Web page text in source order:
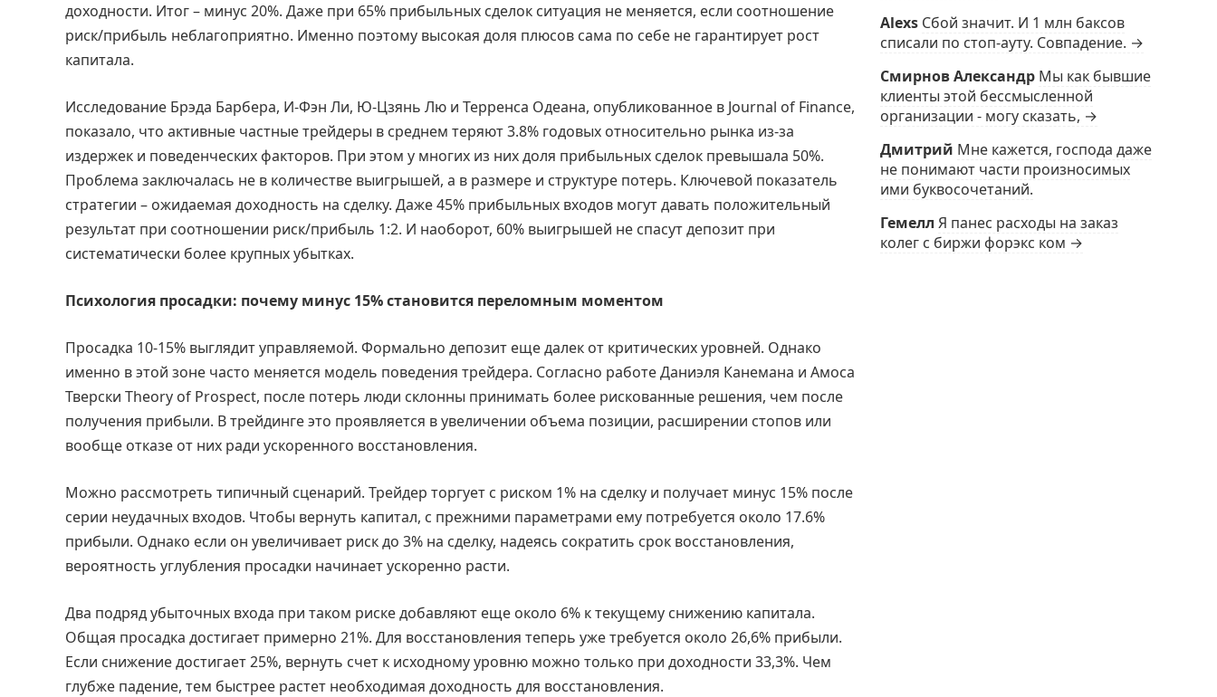
доходности. Итог – минус 20%. Даже при 65% прибыльных сделок ситуация не меняется, если соотношение
риск/прибыль неблагоприятно. Именно поэтому высокая доля плюсов сама по себе не гарантирует рост
капитала.
Исследование Брэда Барбера, И-Фэн Ли, Ю-Цзянь Лю и Терренса Одеана, опубликованное в Journal of Finance,
показало, что активные частные трейдеры в среднем теряют 3.8% годовых относительно рынка из-за
издержек и поведенческих факторов. При этом у многих из них доля прибыльных сделок превышала 50%.
Проблема заключалась не в количестве выигрышей, а в размере и структуре потерь. Ключевой показатель
стратегии – ожидаемая доходность на сделку. Даже 45% прибыльных входов могут давать положительный
результат при соотношении риск/прибыль 1:2. И наоборот, 60% выигрышей не спасут депозит при
систематически более крупных убытках.
Психология просадки: почему минус 15% становится переломным моментом
Просадка 10-15% выглядит управляемой. Формально депозит еще далек от критических уровней. Однако
именно в этой зоне часто меняется модель поведения трейдера. Согласно работе Даниэля Канемана и Амоса
Тверски Theory of Prospect, после потерь люди склонны принимать более рискованные решения, чем после
получения прибыли. В трейдинге это проявляется в увеличении объема позиции, расширении стопов или
вообще отказе от них ради ускоренного восстановления.
Можно рассмотреть типичный сценарий. Трейдер торгует с риском 1% на сделку и получает минус 15% после
серии неудачных входов. Чтобы вернуть капитал, с прежними параметрами ему потребуется около 17.6%
прибыли. Однако если он увеличивает риск до 3% на сделку, надеясь сократить срок восстановления,
вероятность углубления просадки начинает ускоренно расти.
Два подряд убыточных входа при таком риске добавляют еще около 6% к текущему снижению капитала.
Общая просадка достигает примерно 21%. Для восстановления теперь уже требуется около 26,6% прибыли.
Если снижение достигает 25%, вернуть счет к исходному уровню можно только при доходности 33,3%. Чем
глубже падение, тем быстрее растет необходимая доходность для восстановления.
Alexs Сбой значит. И 1 млн баксов
списали по стоп-ауту. Совпадение. →
Смирнов Александр Мы как бывшие
клиенты этой бессмысленной
организации - могу сказать, →
Дмитрий Мне кажется, господа даже
не понимают части произносимых
ими буквосочетаний.
Гемелл Я панес расходы на заказ
колег с биржи форэкс ком →